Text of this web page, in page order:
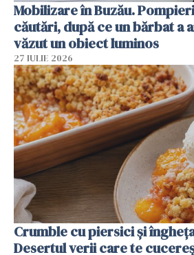
Mobilizare în Buzău.
căutări, după ce un bărbat a
văzut un obiect luminos
27 IULIE 2026
Crumble cu piersici și
Desertul verii care te